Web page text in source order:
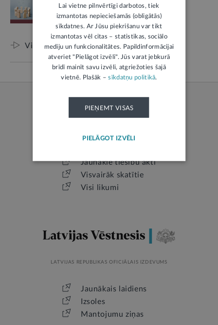
krīžu apstākļos
Pirms 3 gadiem, Valsts pārvalde
Visi raksti
LATVIJAS REPUBLIKAS TIESĪBU AKTI
Jaunākie tiesību akti
Visvairāk skatītie
Visi likumi
LATVIJAS REPUBLIKAS OFICIĀLAIS IZDEVUMS
Jaunākais laidiens
Izsoles
Mantojumu ziņas
Lai vietne pilnvērtīgi darbotos, tiek
izmantotas nepieciešamās (obligātās)
sīkdatnes. Ar Jūsu piekrišanu var tikt
izmantotas vēl citas – statistikas, sociālo
mediju un funkcionalitātes. Papildinformācijai
atveriet "Pielāgot izvēli". Jūs varat jebkurā
brīdī mainīt savu izvēli, atgriežoties šajā
vietnē. Plašāk –sīkdatņu politikā.
PIEŅEMT VISAS
PIELĀGOT IZVĒLI